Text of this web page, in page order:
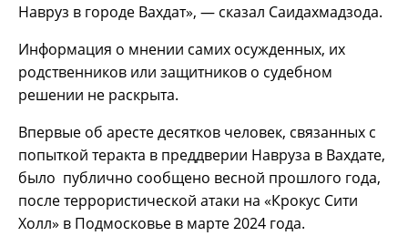
Навруз в городе Вахдат», — сказал Саидахмадзода.
Информация о мнении самих осужденных, их
родственников или защитников о судебном
решении не раскрыта.
Впервые об аресте десятков человек, связанных с
попыткой теракта в преддверии Навруза в Вахдате,
было публично сообщено весной прошлого года,
после террористической атаки на «Крокус Сити
Холл» в Подмосковье в марте 2024 года.